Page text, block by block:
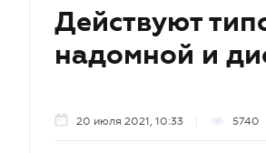
Действуют
надомной и
20 июля 2021, 10:33 5740